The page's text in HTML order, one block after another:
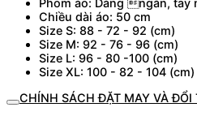
Phom áo: Dáng ngắn, tay
Chiều dài áo: 50 cm
Size S: 88 - 72 - 92 (cm)
Size M: 92 - 76 - 96 (cm)
Size L: 96 - 80 -100 (cm)
Size XL: 100 - 82 - 104 (cm)
CHÍNH SÁCH ĐẶT MAY VÀ ĐỔI